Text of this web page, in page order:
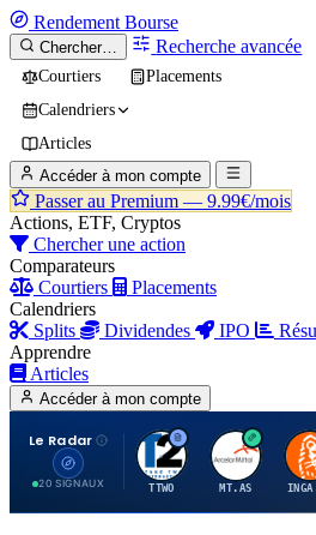
Rendement Bourse
Chercher… Recherche avancée
Courtiers
Placements
Calendriers
Articles
Accéder à mon compte
Passer au Premium — 9.99€/mois
Actions, ETF, Cryptos
Chercher une action
Comparateurs
Courtiers
Placements
Calendriers
Splits
Dividendes IPO
Apprendre
Articles
Accéder à mon compte
Le Radar
20 SIGNAUX
T
TTWO
A
MT.AS
I